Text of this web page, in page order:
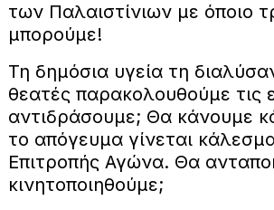
των Παλαιστίνιων με όποιο
μπορούμε!
Τη δημόσια υγεία τη
θεατές παρακολουθούμε τις
αντιδράσουμε; Θα κάνουμε
το απόγευμα γίνεται
Επιτροπής Αγώνα. Θα
κινητοποιηθούμε;